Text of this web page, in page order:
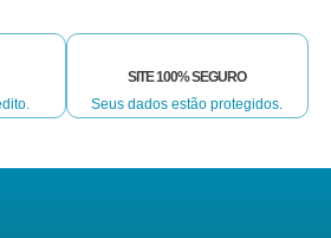
SITE 100% SEGURO
Seus dados estão protegidos.